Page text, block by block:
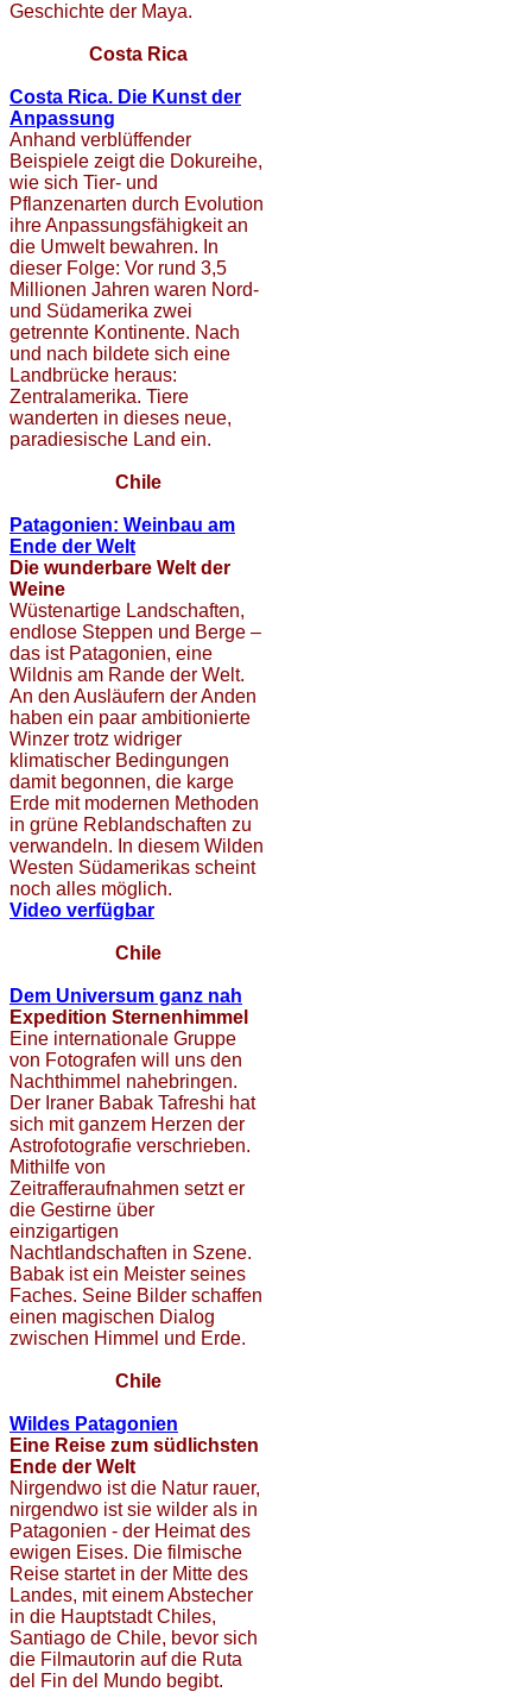
Geschichte der Maya.
Costa Rica
Costa Rica. Die Kunst der
Anpassung
Anhand verblüffender
Beispiele zeigt die Dokureihe,
wie sich Tier- und
Pflanzenarten durch Evolution
ihre Anpassungsfähigkeit an
die Umwelt bewahren. In
dieser Folge: Vor rund 3,5
Millionen Jahren waren Nord-
und Südamerika zwei
getrennte Kontinente. Nach
und nach bildete sich eine
Landbrücke heraus:
Zentralamerika. Tiere
wanderten in dieses neue,
paradiesische Land ein.
Chile
Patagonien: Weinbau am
Ende der Welt
Die wunderbare Welt der
Weine
Wüstenartige Landschaften,
endlose Steppen und Berge –
das ist Patagonien, eine
Wildnis am Rande der Welt.
An den Ausläufern der Anden
haben ein paar ambitionierte
Winzer trotz widriger
klimatischer Bedingungen
damit begonnen, die karge
Erde mit modernen Methoden
in grüne Reblandschaften zu
verwandeln. In diesem Wilden
Westen Südamerikas scheint
noch alles möglich.
Video verfügbar
Chile
Dem Universum ganz nah
Expedition Sternenhimmel
Eine internationale Gruppe
von Fotografen will uns den
Nachthimmel nahebringen.
Der Iraner Babak Tafreshi hat
sich mit ganzem Herzen der
Astrofotografie verschrieben.
Mithilfe von
Zeitrafferaufnahmen setzt er
die Gestirne über
einzigartigen
Nachtlandschaften in Szene.
Babak ist ein Meister seines
Faches. Seine Bilder schaffen
einen magischen Dialog
zwischen Himmel und Erde.
Chile
Wildes Patagonien
Eine Reise zum südlichsten
Ende der Welt
Nirgendwo ist die Natur rauer,
nirgendwo ist sie wilder als in
Patagonien - der Heimat des
ewigen Eises. Die filmische
Reise startet in der Mitte des
Landes, mit einem Abstecher
in die Hauptstadt Chiles,
Santiago de Chile, bevor sich
die Filmautorin auf die Ruta
del Fin del Mundo begibt.